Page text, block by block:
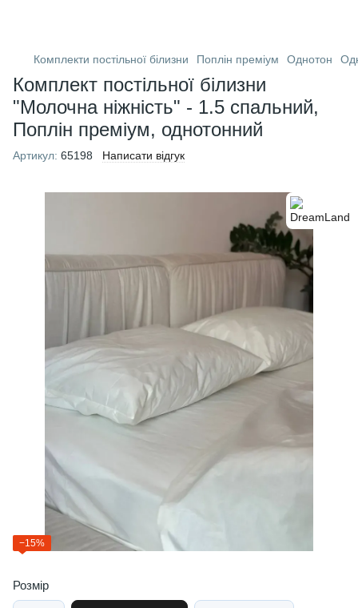
Комплекти постільної білизни Поплін преміум Однотон
Комплект постільної білизни
"Молочна ніжність" - 1.5 спальний,
Поплін преміум, однотонний
Артикул: 65198 Написати відгук
−15%
Розмір